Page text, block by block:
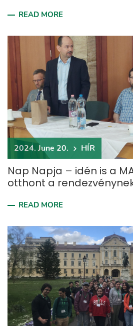
READ MORE
2024. June 20. HÍR
Nap Napja – idén is a
otthont a
READ MORE